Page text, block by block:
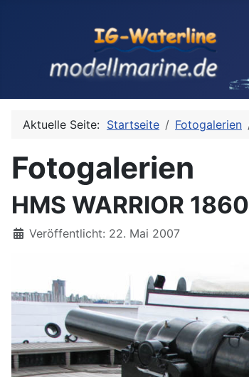
Aktuelle Seite: Startseite Fotogalerien
Fotogalerien
HMS WARRIOR 1860
Details
Veröffentlicht: 22. Mai 2007